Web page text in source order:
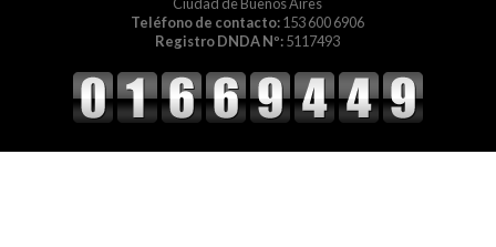
Teléfono de contacto:153 600 6906
Registro DNDA Nº:5117493